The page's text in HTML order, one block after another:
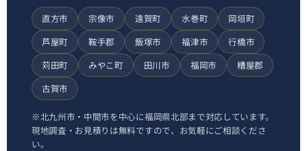
直方市 宗像市 遠賀町 水巻町
岡垣町
芦屋町
鞍手郡 飯塚市 福津市
行橋市
苅田町
みやこ町 田川市 福岡市
糟屋郡
古賀市
※北九州市・中間市を中心に福岡県北部まで対応しています。
現地調査・お見積りは無料ですので、お気軽にご相談くださ
い。